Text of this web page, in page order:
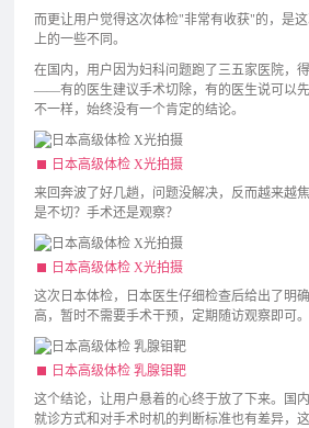
而更让用户觉得这次体检"非常有收获"的，是
上的一些不同。
在国内，用户因为妇科问题跑了三五家医院，
——有的医生建议手术切除，有的医生说可以
不一样，始终没有一个肯定的结论。
日本高级体检 X光拍摄
来回奔波了好几趟，问题没解决，反而越来越
是不切？手术还是观察？
日本高级体检 X光拍摄
这次日本体检，日本医生仔细检查后给出了明
高，暂时不需要手术干预，定期随访观察即可。
日本高级体检 乳腺钼靶
这个结论，让用户悬着的心终于放了下来。国
就诊方式和对手术时机的判断标准也有差异，